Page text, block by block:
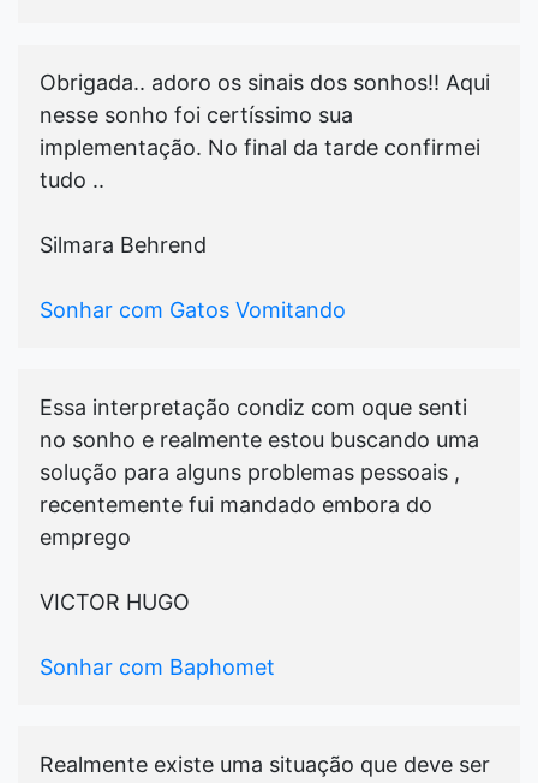
Obrigada.. adoro os sinais dos sonhos!! Aqui
nesse sonho foi certíssimo sua
implementação. No final da tarde confirmei
tudo ..
Silmara Behrend
Sonhar com Gatos Vomitando
Essa interpretação condiz com oque senti
no sonho e realmente estou buscando uma
solução para alguns problemas pessoais ,
recentemente fui mandado embora do
emprego
VICTOR HUGO
Sonhar com Baphomet
Realmente existe uma situação que deve ser